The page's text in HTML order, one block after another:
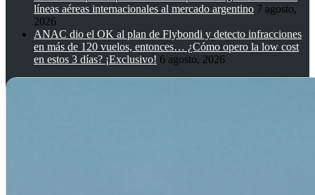
líneas aéreas internacionales al mercado argentino 7 agosto,
2026
ANAC dio el OK al plan de Flybondi y detecto infracciones
en más de 120 vuelos, entonces… ¿Cómo opero la low cost
en estos 3 días? ¡Exclusivo! 6 agosto, 2026